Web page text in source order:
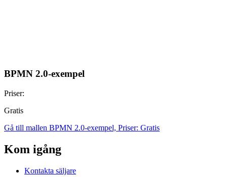
BPMN 2.0-exempel
Priser:
Gratis
Gå till mallen BPMN 2.0-exempel, Priser: Gratis
Kom igång
Kontakta säljare